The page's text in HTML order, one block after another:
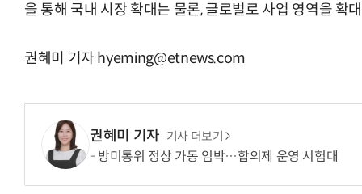
을 통해 국내 시장 확대는 물론, 글로벌로 사업 영역을 확
권혜미 기자 hyeming@etnews.com
권혜미 기자 기사 더보기
방미통위 정상 가동 임박…합의제 운영 시험대